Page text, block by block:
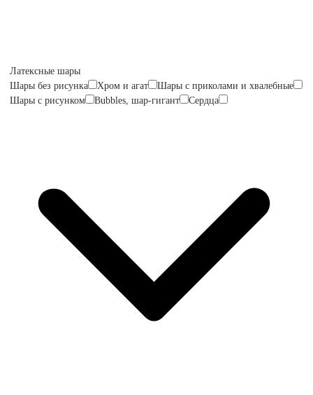
Латексные шары
Шары без рисунка
Хром и агат
Шары с приколами и хвалебные
Шары с рисунком
Bubbles, шар-гигант Сердца